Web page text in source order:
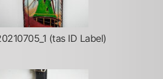
(tas ID Label)